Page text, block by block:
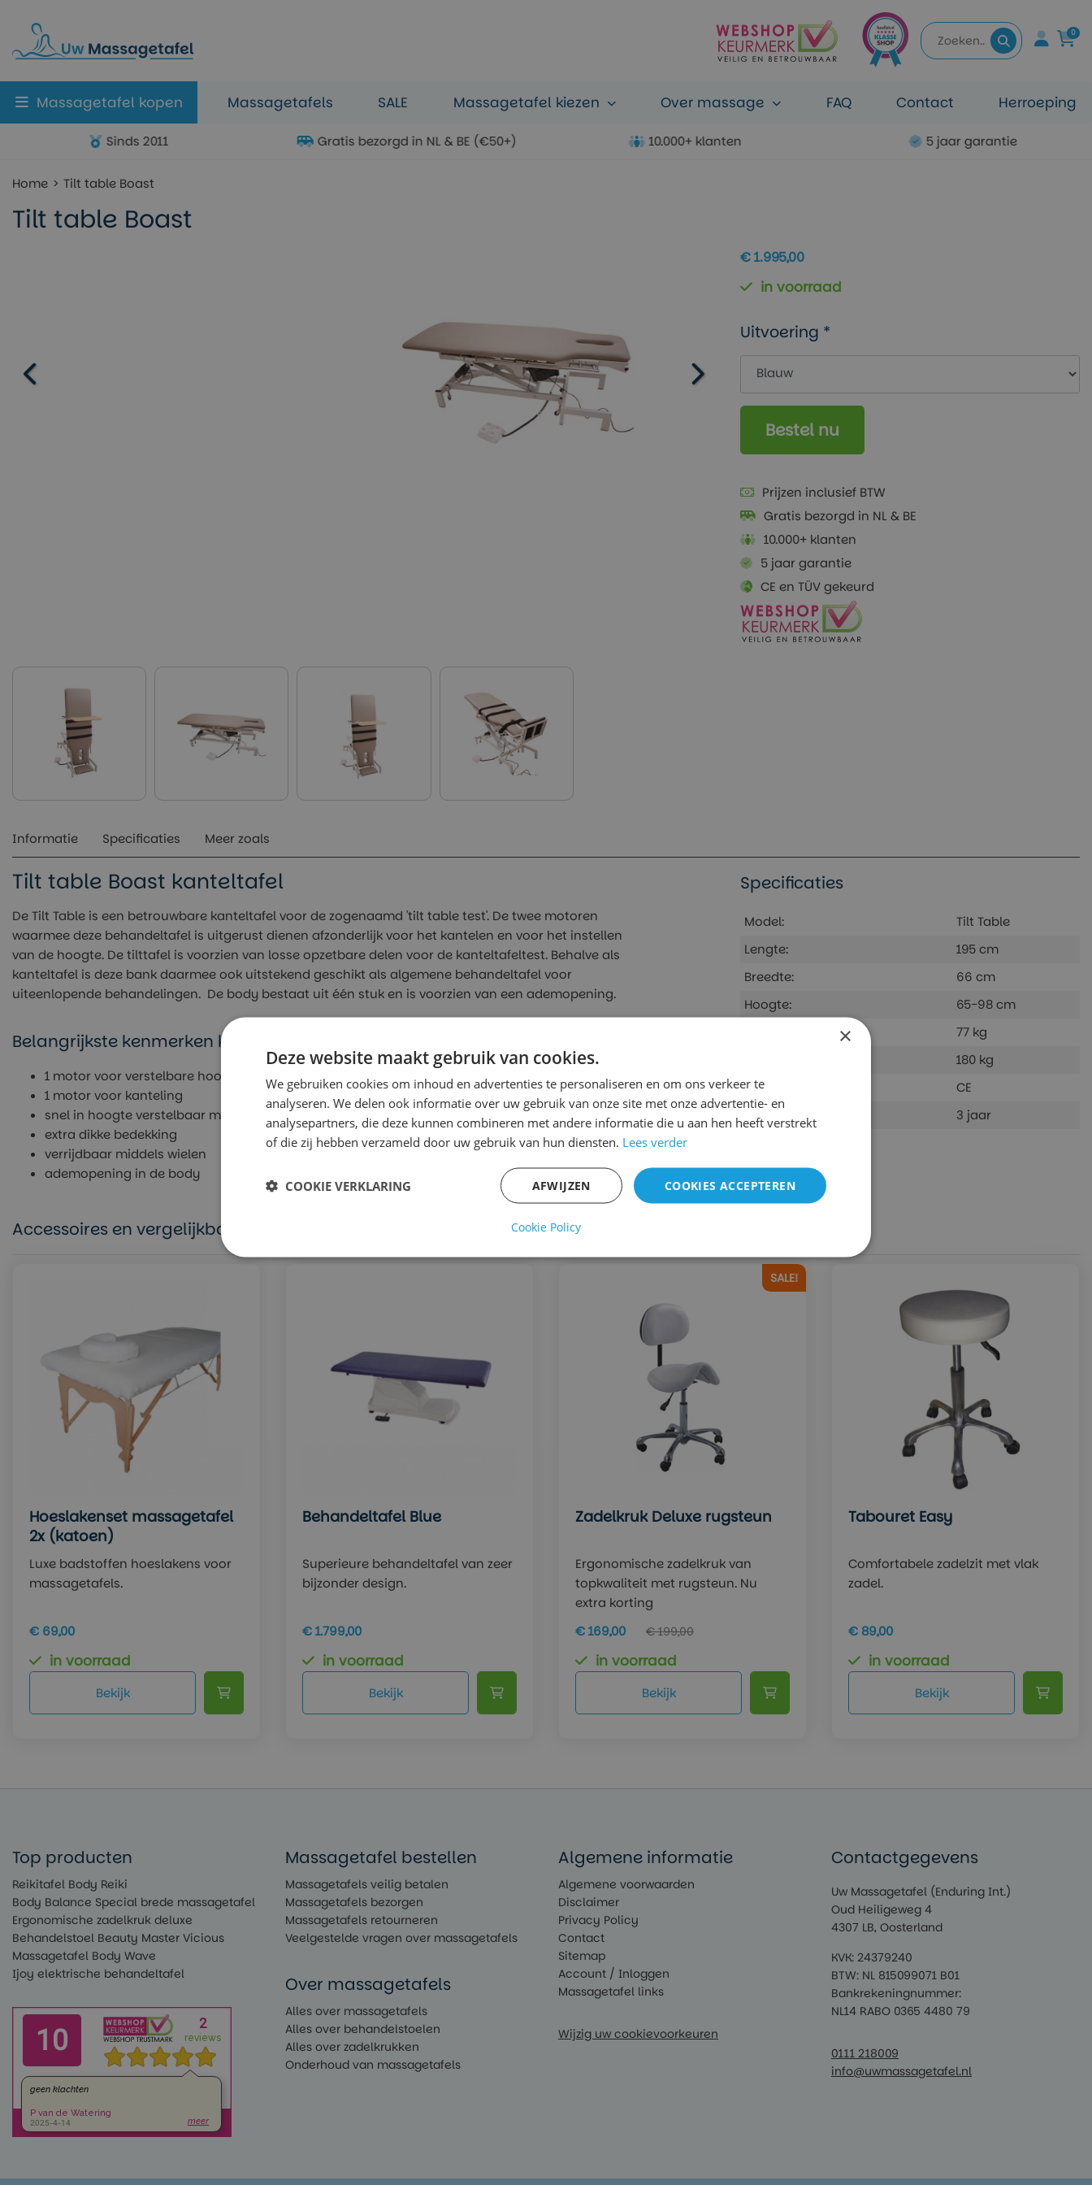
0
Massagetafel kopen Massagetafels SALE Massagetafel kiezen Over massage FAQ Contact Herroeping
Sinds 2011 Gratis bezorgd in NL & BE (€50+) 10.000+ klanten 5 jaar garantie
Home Tilt table Boast
Tilt table Boast
€ 1.995,00
in voorraad
Uitvoering *
Bestel nu
Prijzen inclusief BTW
Gratis bezorgd in NL & BE
10.000+ klanten
5 jaar garantie
CE en TÜV gekeurd
Informatie Specificaties Meer zoals
Tilt table Boast kanteltafel
De Tilt Table is een betrouwbare kanteltafel voor de zogenaamd 'tilt table test'. De twee motoren
waarmee deze behandeltafel is uitgerust dienen afzonderlijk voor het kantelen en voor het instellen
van de hoogte. De tilttafel is voorzien van losse opzetbare delen voor de kanteltafeltest. Behalve als
kanteltafel is deze bank daarmee ook uitstekend geschikt als algemene behandeltafel voor
uiteenlopende behandelingen. De body bestaat uit één stuk en is voorzien van een ademopening.
Belangrijkste kenmerken kanteltafel Tilt table Boast
1 motor voor verstelbare hoogte
1 motor voor kanteling
snel in hoogte verstelbaar middels voetpedaal of met de hand
extra dikke bedekking
verrijdbaar middels wielen
ademopening in de body
Specificaties
Model:
Tilt Table
Lengte:
195 cm
Breedte:
66 cm
Hoogte:
65-98 cm
77 kg
180 kg
Keurmerk:
CE
Garantie:
3 jaar
Accessoires en vergelijkbare producten
Hoeslakenset massagetafel
2x (katoen)
Luxe badstoffen hoeslakens voor
massagetafels.
€ 69,00
in voorraad
Bekijk
Behandeltafel Blue
Superieure behandeltafel van zeer
bijzonder design.
€ 1.799,00
in voorraad
Bekijk
SALE!
Zadelkruk Deluxe rugsteun
Ergonomische zadelkruk van
topkwaliteit met rugsteun. Nu
extra korting
€ 169,00
€ 199,00
in voorraad
Bekijk
Tabouret Easy
Comfortabele zadelzit met vlak
zadel.
€ 89,00
in voorraad
Bekijk
Top producten
Reikitafel Body Reiki
Body Balance Special brede massagetafel
Ergonomische zadelkruk deluxe
Behandelstoel Beauty Master Vicious
Massagetafel Body Wave
Ijoy elektrische behandeltafel
Massagetafel bestellen
Massagetafels veilig betalen
Massagetafels bezorgen
Massagetafels retourneren
Veelgestelde vragen over massagetafels
Over massagetafels
Alles over massagetafels
Alles over behandelstoelen
Alles over zadelkrukken
Onderhoud van massagetafels
Algemene informatie
Algemene voorwaarden
Disclaimer
Privacy Policy
Contact
Sitemap
Account / Inloggen
Massagetafel links
Wijzig uw cookievoorkeuren
Contactgegevens
Uw Massagetafel (Enduring Int.)
Oud Heiligeweg 4
4307 LB, Oosterland
KVK: 24379240
BTW: NL 815099071 B01
Bankrekeningnummer:
NL14 RABO 0365 4480 79
0111 218009
info@uwmassagetafel.nl
×
Deze website maakt gebruik van cookies.
We gebruiken cookies om inhoud en advertenties te personaliseren en om ons verkeer te
analyseren. We delen ook informatie over uw gebruik van onze site met onze advertentie- en
analysepartners, die deze kunnen combineren met andere informatie die u aan hen heeft verstrekt
of die zij hebben verzameld door uw gebruik van hun diensten. Lees verder
COOKIES ACCEPTEREN
AFWIJZEN
COOKIE VERKLARING
Cookie Policy